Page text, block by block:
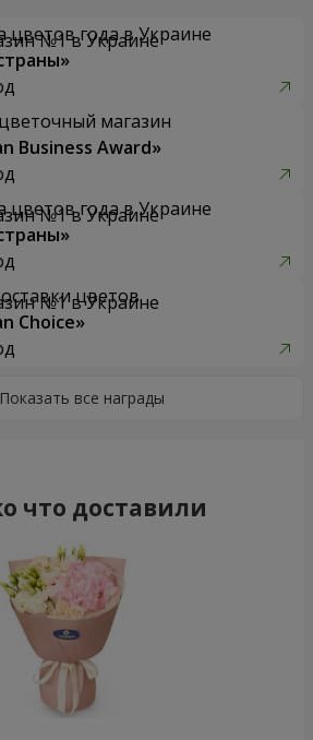
цветов года в Украине
магазин
Business Award»
цветов года в Украине
цветов
Choice»
что доставили